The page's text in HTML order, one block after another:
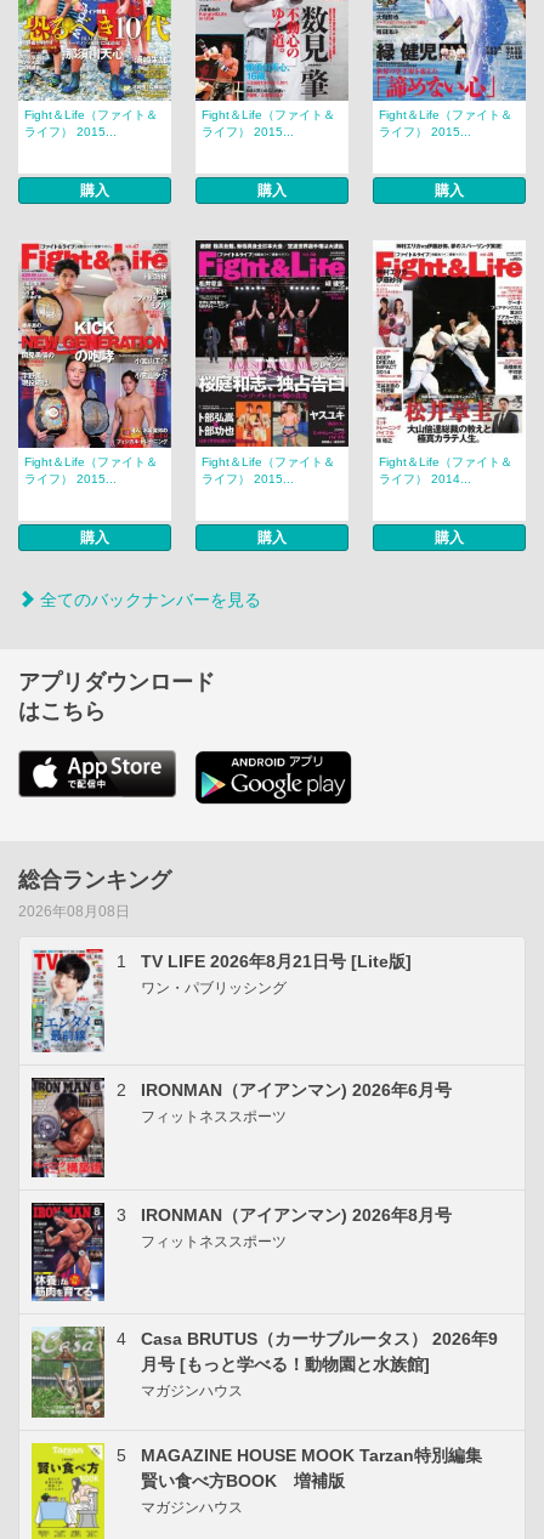
Fight＆Life（ファイト＆
ライフ） 2015...
購入
Fight＆Life（ファイト＆
ライフ） 2015...
購入
Fight＆Life（ファイト＆
ライフ） 2015...
購入
Fight＆Life（ファイト＆
ライフ） 2015...
購入
Fight＆Life（ファイト＆
ライフ） 2015...
購入
Fight＆Life（ファイト＆
ライフ） 2014...
購入
全てのバックナンバーを見る
アプリダウンロード
はこちら
総合ランキング
2026年08月08日
1 TV LIFE 2026年8月21日号 [Lite版]
ワン・パブリッシング
2 IRONMAN（アイアンマン) 2026年6月号
フィットネススポーツ
3 IRONMAN（アイアンマン) 2026年8月号
フィットネススポーツ
4
Casa BRUTUS（カーサブルータス） 2026年9
月号 [もっと学べる！動物園と水族館]
マガジンハウス
5
MAGAZINE HOUSE MOOK Tarzan特別編集
賢い食べ方BOOK 増補版
マガジンハウス